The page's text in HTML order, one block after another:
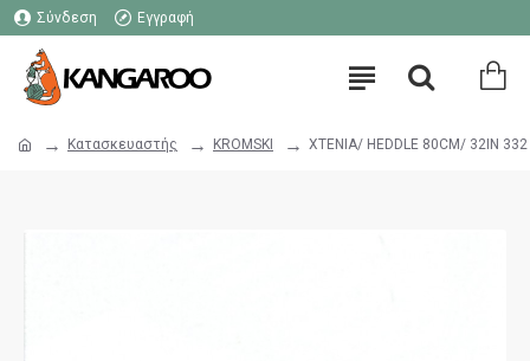
Σύνδεση Εγγραφή
Κατασκευαστής KROMSKI XTENIA/ HEDDLE 80CM/ 32IN 332